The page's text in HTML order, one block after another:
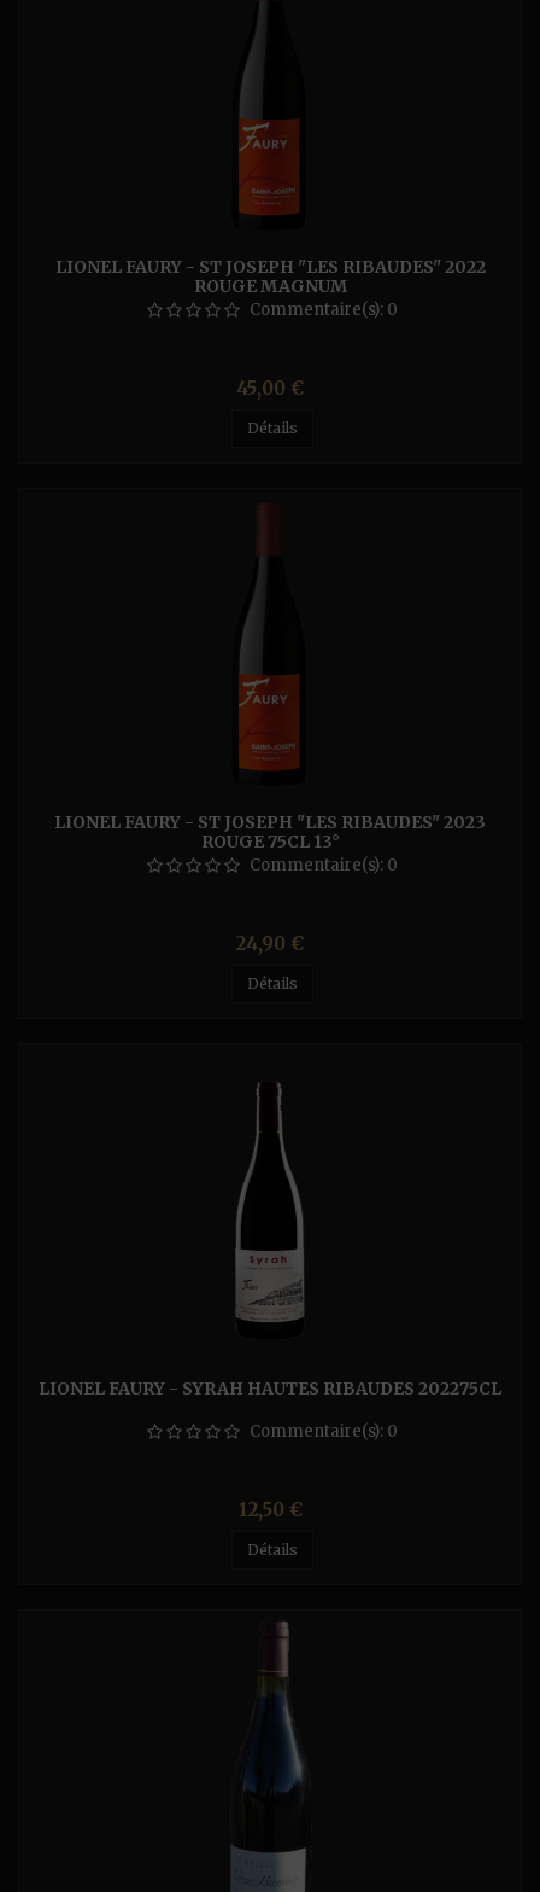
LIONEL FAURY - ST JOSEPH "LES RIBAUDES" 2022
ROUGE MAGNUM
Commentaire(s): 0
Prix
45,00 €
Détails
LIONEL FAURY - ST JOSEPH "LES RIBAUDES" 2023
ROUGE 75CL 13°
Commentaire(s): 0
Prix
24,90 €
Détails
LIONEL FAURY - SYRAH HAUTES RIBAUDES 202275CL
Commentaire(s): 0
Prix
12,50 €
Détails